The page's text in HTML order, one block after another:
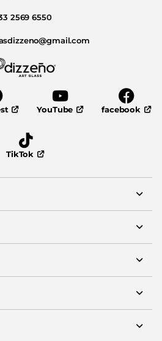
2569 6550
YouTube facebook
TikTok